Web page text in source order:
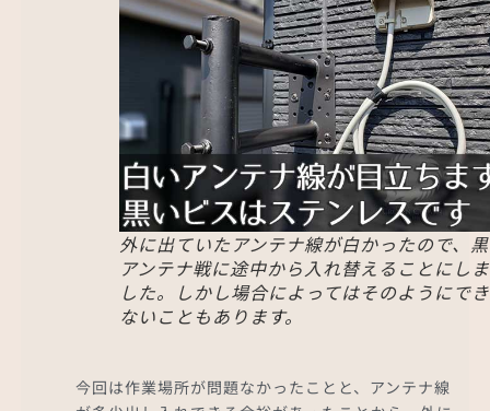
外に出ていたアンテナ線が白かったので、黒
アンテナ戦に途中から入れ替えることにしま
した。しかし場合によってはそのようにでき
ないこともあります。
今回は作業場所が問題なかったことと、アンテナ線